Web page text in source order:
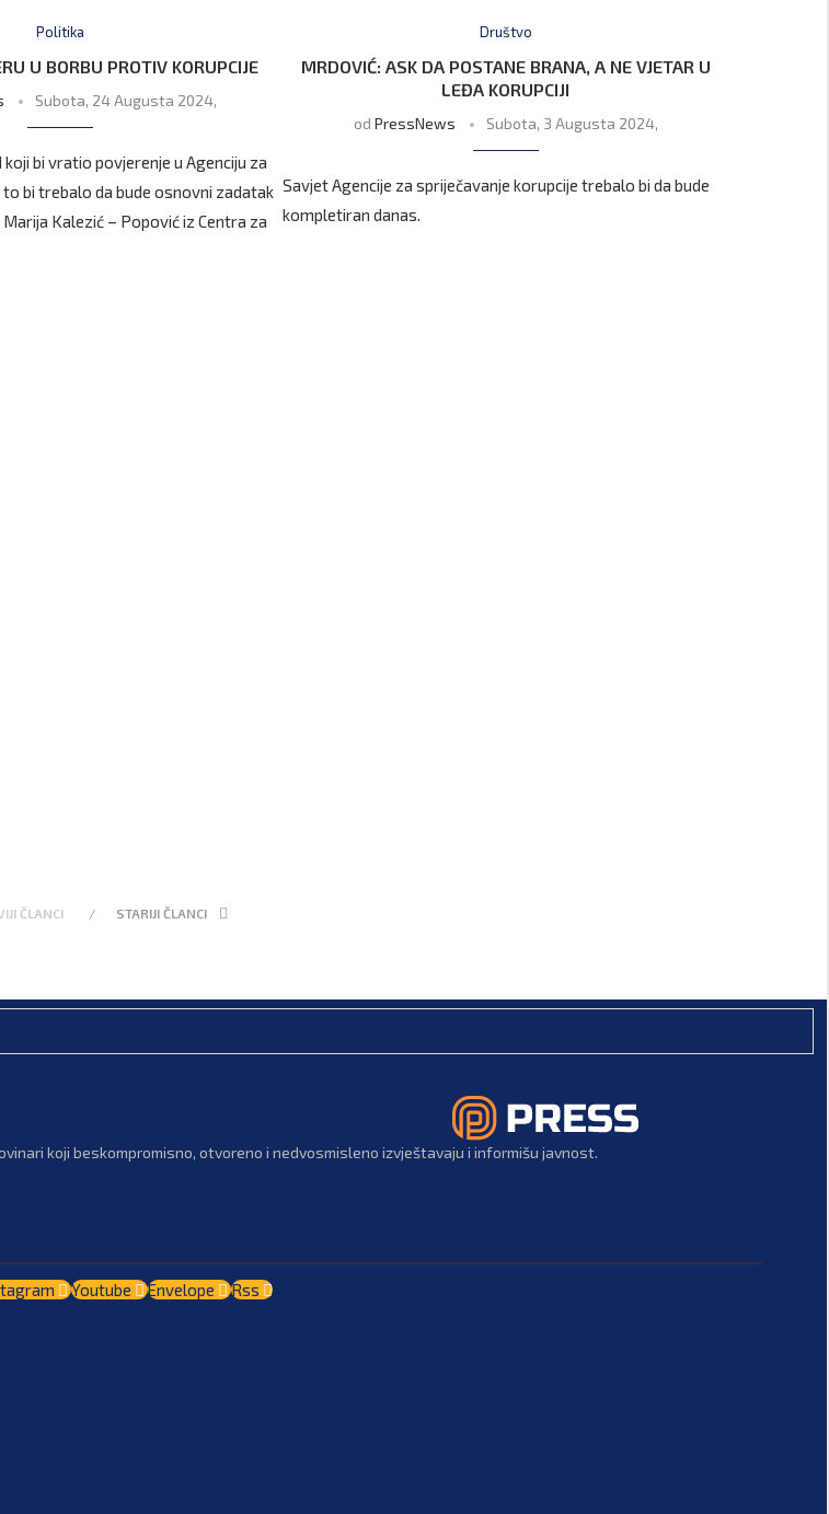
Politika
U BORBU PROTIV KORUPCIJE
Subota, 24 Augusta 2024,
bi vratio povjerenje u Agenciju za
bi trebalo da bude osnovni zadatak
Kalezić – Popović iz Centra za
Društvo
MRDOVIĆ: ASK DA POSTANE BRANA, A NE VJETAR U
LEĐA KORUPCIJI
od PressNews Subota, 3 Augusta 2024,
Savjet Agencije za spriječavanje korupcije trebalo bi da bude
kompletiran danas.
ČLANCI STARIJI ČLANCI
koji beskompromisno, otvoreno i nedvosmisleno izvještavaju i informišu javnost.
Youtube Envelope Rss